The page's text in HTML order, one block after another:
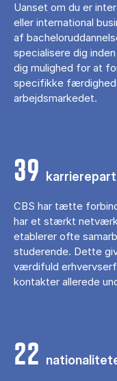
Uanset om du er
eller international
af
specialisere dig
dig mulighed for at
specifikke
arbejdsmarkedet.
39
CBS har tætte
har et stærkt
etablerer ofte
studerende. Dette
værdifuld
kontakter allerede
22